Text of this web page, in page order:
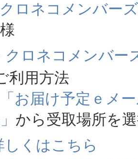
クロネコメンバーズ
クロネコメンバー
用方法
「お届け予定ｅメ
から受取場所を
しくはこちら